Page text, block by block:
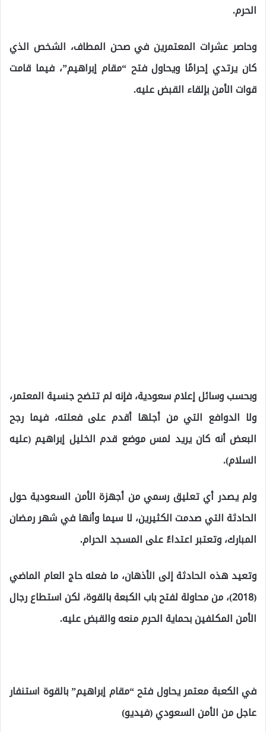
الحرم.
وحاصر عشرات المعتمرين في صحن المطاف، الشخص الذي
كان يرتدي إحرامًا ويحاول فتح “مقام إبراهيم”، فيما قامت
قوات الأمن بإلقاء القبض عليه.
وبحسب وسائل إعلام سعودية، فإنه لم تتضح جنسية المعتمر،
ولا الدوافع التي من أجلها أقدم على فعلته، فيما رجح
البعض أنه كان يريد لمس موضع قدم الخليل إبراهيم (عليه
السلام).
ولم يصدر أي تعليق رسمي من أجهزة الأمن السعودية حول
الحادثة التي صدمت الكثيرين، لا سيما وأنها في شهر رمضان
المبارك، وتعتبر اعتداءً على المسجد الحرام.
وتعيد هذه الحادثة إلى الأذهان، ما فعله حاج العام الماضي
(2018)، من محاولة لفتح باب الكبعة بالقوة، لكن استطاع رجال
الأمن المكلفين بحماية الحرم منعه والقبض عليه.
في الكعبة معتمر يحاول فتح “مقام إبراهيم” بالقوة استنفار
عاجل من الأمن السعودي (فيديو)